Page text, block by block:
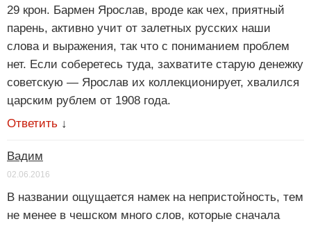
29 крон. Бармен Ярослав, вроде как чех, приятный
парень, активно учит от залетных русских наши
слова и выражения, так что с пониманием проблем
нет. Если соберетесь туда, захватите старую денежку
советскую — Ярослав их коллекционирует, хвалился
царским рублем от 1908 года.
Ответить ↓
Вадим
02.06.2016
В названии ощущается намек на непристойность, тем
не менее в чешском много слов, которые сначала